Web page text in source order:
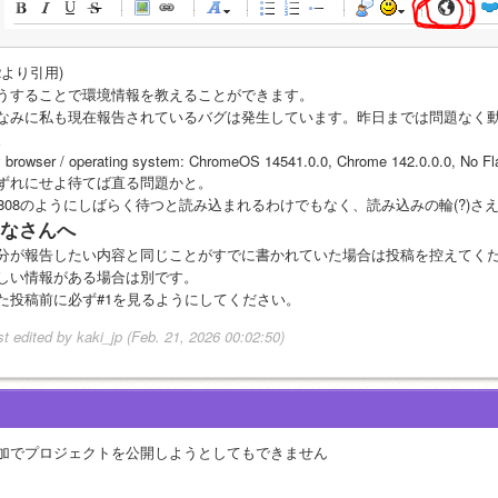
り引用)
することで環境情報を教えることができます。
みに私も現在報告されているバグは発生しています。昨日までは問題なく
browser / operating system: ChromeOS 14541.0.0, Chrome 142.0.0.0, No
れにせよ待てば直る問題かと。
のようにしばらく待つと読み込まれるわけでもなく、読み込みの輪(?)さ
さんへ
が報告したい内容と同じことがすでに書かれていた場合は投稿を控えてく
い情報がある場合は別です。
投稿前に必ず#1を見るようにしてください。
edited by kaki_jp (Feb. 21, 2026 00:02:50)
でプロジェクトを公開しようとしてもできません